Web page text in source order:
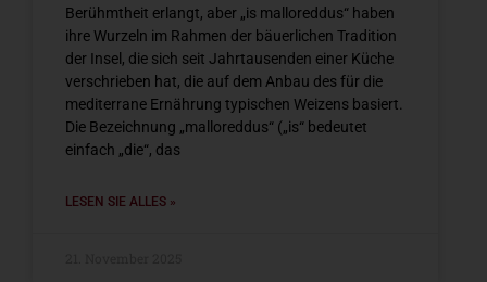
Berühmtheit erlangt, aber „is malloreddus“ haben
ihre Wurzeln im Rahmen der bäuerlichen Tradition
der Insel, die sich seit Jahrtausenden einer Küche
verschrieben hat, die auf dem Anbau des für die
mediterrane Ernährung typischen Weizens basiert.
Die Bezeichnung „malloreddus“ („is“ bedeutet
einfach „die“, das
LESEN SIE ALLES »